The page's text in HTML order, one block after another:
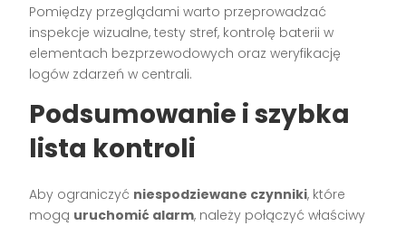
Pomiędzy przeglądami warto przeprowadzać
inspekcje wizualne, testy stref, kontrolę baterii w
elementach bezprzewodowych oraz weryfikację
logów zdarzeń w centrali.
Podsumowanie i szybka
lista kontroli
Aby ograniczyć niespodziewane czynniki, które
mogą uruchomić alarm, należy połączyć właściwy